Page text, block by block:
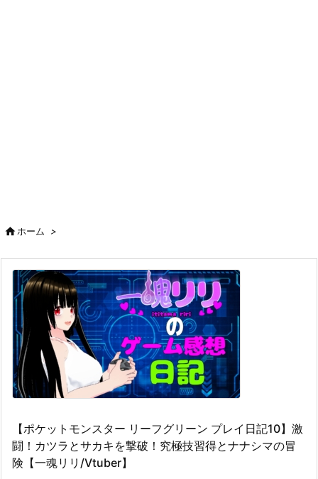
ホーム >
【ポケットモンスター リーフグリーン プレイ日記10】激
闘！カツラとサカキを撃破！究極技習得とナナシマの冒
険【一魂リリ/Vtuber】